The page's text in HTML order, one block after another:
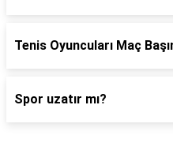
Tenis Oyuncuları Maç
Spor uzatır mı?